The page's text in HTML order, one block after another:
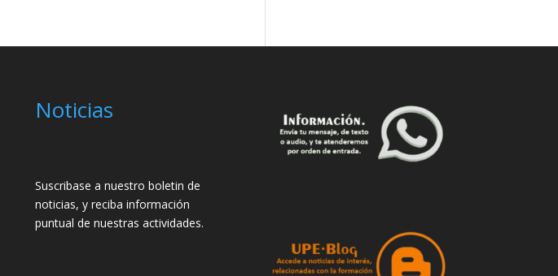
Noticias
Suscribase a nuestro boletin de
noticias, y reciba información
puntual de nuestras actividades.